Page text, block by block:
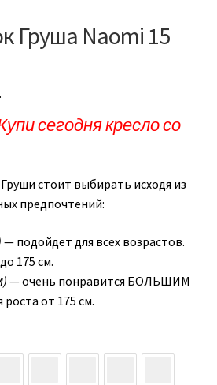
Груша Naomi 15
сегодня кресло со
стоит выбирать исходя из
предпочтений:
— подойдет для всех возрастов.
175 см.
— очень понравится БОЛЬШИМ
от 175 см.